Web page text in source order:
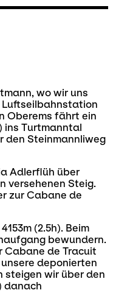
wo wir uns
Luftseilbahnstation
Oberems fährt ein
ins Turtmanntal
den Steinmannliweg
Adlerflüh über
versehenen Steig.
zur Cabane de
(2.5h). Beim
bewundern.
Cabane de Tracuit
deponierten
steigen wir über den
danach